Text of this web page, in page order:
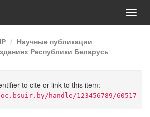
Научные публикации
Республики Беларусь
to cite or link to this item:
handle/123456789/60517